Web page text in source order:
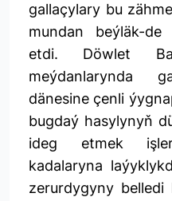
gallaçylary bu
mundan beýläk-
etdi. Döwlet
meýdanlarynda
dänesine çenli
bugdaý hasylynyň
ideg etmek
kadalaryna
zerurdygyny belledi